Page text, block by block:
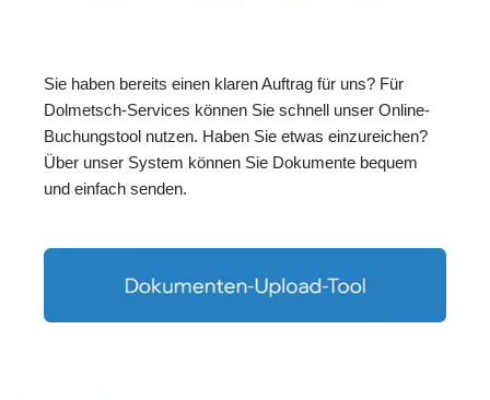
Sie haben bereits einen klaren Auftrag für uns? Für
Dolmetsch-Services können Sie schnell unser Online-
Buchungstool nutzen. Haben Sie etwas einzureichen?
Über unser System können Sie Dokumente bequem
und einfach senden.